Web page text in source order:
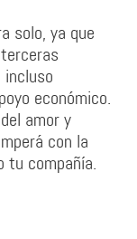
solo, ya que
económico.
amor y
con la
tu compañía.